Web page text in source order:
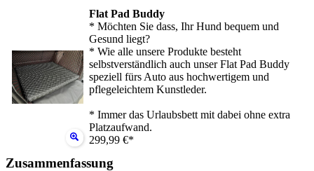
Flat Pad Buddy
* Möchten Sie dass, Ihr Hund bequem und
Gesund liegt?
* Wie alle unsere Produkte besteht
selbstverständlich auch unser Flat Pad Buddy
speziell fürs Auto aus hochwertigem und
pflegeleichtem Kunstleder.
* Immer das Urlaubsbett mit dabei ohne extra
Platzaufwand.
299,99 €*
Zusammenfassung